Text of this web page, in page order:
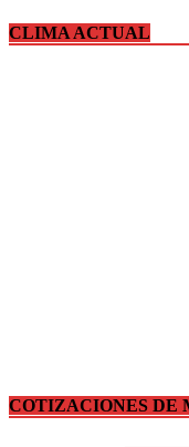
CLIMA ACTUAL
COTIZACIONES DE